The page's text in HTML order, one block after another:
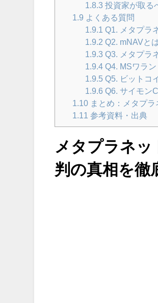
1.8.3 投資家が取る
1.9 よくある質問
1.9.1 Q1. メタプラ
1.9.2 Q2. mNAVと
1.9.3 Q3. メタプラ
1.9.4Q4. MSワラン
1.9.5Q5. ビットコ
1.9.6 Q6. サイモン
1.10 まとめ：メタプ
1.11 参考資料・出典
メタプラネ
判の真相を徹